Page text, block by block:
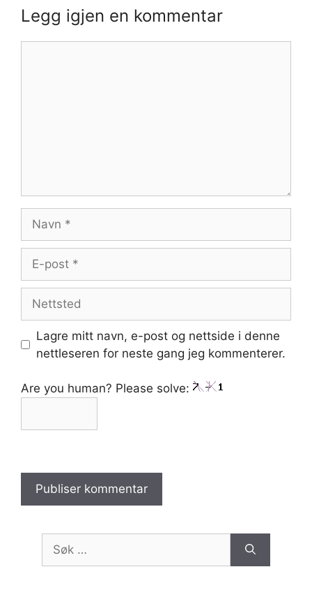
Legg igjen en kommentar
post
Lagre mitt navn, e-post og nettside i denne
nettleseren for neste gang jeg kommenterer.
Are you human? Please solve:
etter: